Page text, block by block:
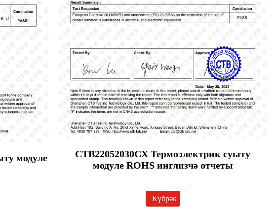
модуле
CTB22052030CX Термоэлектрик суыту
модуле ROHS инглизчә отчеты
Күбрәк